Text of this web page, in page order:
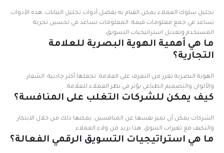
تحليل سلوك العملاء يمكن القيام به بفضل أدوات تحليل البيانات. هذه الأدوات
تساعد في جمع معلومات قيمة. المعلومات تساعد في تحسين تجربة
المستخدم وتعديل استراتيجيات التسويق.
ما هي أهمية الهوية البصرية للعلامة
التجارية؟
الهوية البصرية تعزز من التعرف على العلامة. تجعلها أكثر جاذبية. الشعار
والألوان والتصميم الطباعي يؤثر في نظر العملاء للعلامة.
كيف يمكن للشركات التغلب على المنافسة؟
الشركات يمكن أن تميز نفسها عن المنافسين. يمكنها ذلك من خلال الابتكار
والتكيف مع تغيرات السوق. هذا يزيد من ولاء العملاء.
ما هي استراتيجيات التسويق الرقمي الفعالة؟